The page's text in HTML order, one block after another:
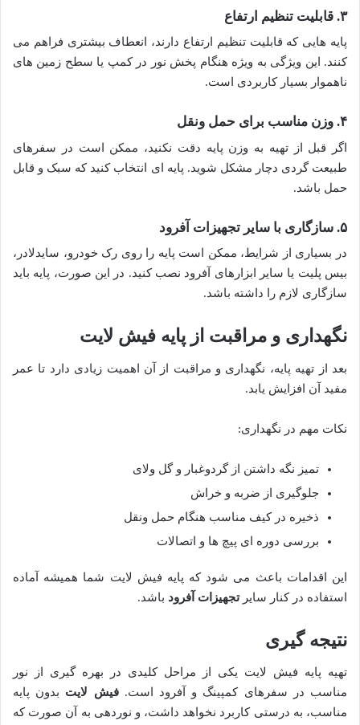
۳. قابلیت تنظیم ارتفاع
پایه هایی که قابلیت تنظیم ارتفاع دارند، انعطاف بیشتری فراهم می
کنند. این ویژگی به ویژه هنگام پخش نور در کمپ یا سطح زمین های
ناهموار بسیار کاربردی است.
۴. وزن مناسب برای حمل ونقل
اگر قبل از تهیه به وزن پایه دقت نکنید، ممکن است در سفرهای
طبیعت گردی دچار مشکل شوید. پایه ای انتخاب کنید که سبک و قابل
حمل باشد.
۵. سازگاری با سایر تجهیزات آفرود
در بسیاری از شرایط، ممکن است پایه را روی رک خودرو، سایدلادر،
بیس پلیت یا سایر ابزارهای آفرود نصب کنید. در این صورت، پایه باید
سازگاری لازم را داشته باشد.
نگهداری و مراقبت از پایه فیش لایت
بعد از تهیه پایه، نگهداری و مراقبت از آن اهمیت زیادی دارد تا عمر
مفید آن افزایش یابد.
نکات مهم در نگهداری:
تمیز نگه داشتن از گردوغبار و گل ولای
جلوگیری از ضربه و خراش
ذخیره در کیف مناسب هنگام حمل ونقل
بررسی دوره ای پیچ ها و اتصالات
این اقدامات باعث می شود که پایه فیش لایت شما همیشه آماده
استفاده در کنار سایرتجهیزات آفرود باشد.
نتیجه گیری
تهیه پایه فیش لایت یکی از مراحل کلیدی در بهره گیری از نور
مناسب در سفرهای کمپینگ و آفرود است.فیش لایت بدون پایه
مناسب، به درستی کاربرد نخواهد داشت، و نوردهی به آن صورت که